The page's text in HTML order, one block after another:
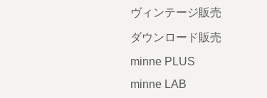
ヴィンテージ販売
ダウンロード販売
minne PLUS
minne LAB